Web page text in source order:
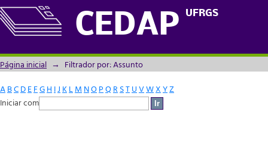
CEDAP UFRGS
Filtrador por: Assunto
Página inicial → Filtrador por: Assunto
ABCDEFGH IJ KLM NOPQRSTUVWXYZ
Iniciar com